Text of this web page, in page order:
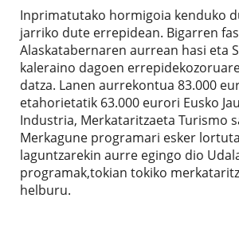
Inprimatutako hormigoia kenduko
jarriko dute errepidean. Bigarren
Alaskatabernaren aurrean hasi eta
kaleraino dagoen
datza. Lanen aurrekontua 83.000
etahorietatik 63.000 eurori Eusko
Industria, Merkataritzaeta Turismo
Merkagune programari esker
laguntzarekin aurre egingo dio
programak,tokian tokiko
helburu.